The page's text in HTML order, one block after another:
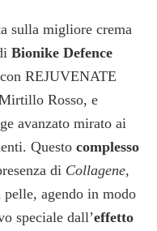
sulla migliore crema
Bionike Defence
REJUVENATE
Rosso, e
avanzato mirato ai
Questo complesso
di Collagene,
pelle, agendo in modo
speciale dall’effetto